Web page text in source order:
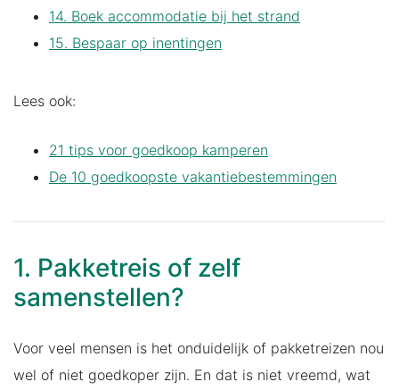
14. Boek accommodatie bij het strand
15. Bespaar op inentingen
Lees ook:
21 tips voor goedkoop kamperen
De 10 goedkoopste vakantiebestemmingen
1. Pakketreis of zelf
samenstellen?
Voor veel mensen is het onduidelijk of pakketreizen nou
wel of niet goedkoper zijn. En dat is niet vreemd, wat